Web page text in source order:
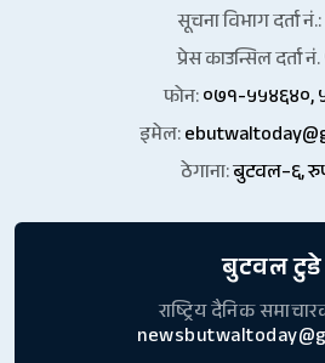
सूचना विभाग दर्ता नं.:
प्रेस काउन्सिल दर्ता नं.
फोन:०७१-५५४६४०,
इमेल:
ठेगाना:बुटवल–६,
बुटवल टुडे
राष्ट्रिय दैनिक